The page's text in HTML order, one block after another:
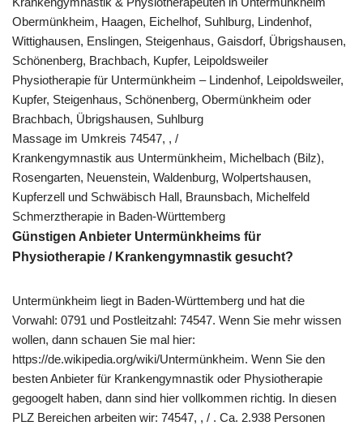
Obermünkheim, Haagen, Eichelhof, Suhlburg, Lindenhof,
Wittighausen, Enslingen, Steigenhaus, Gaisdorf, Übrigshausen,
Schönenberg, Brachbach, Kupfer, Leipoldsweiler
Physiotherapie für Untermünkheim – Lindenhof, Leipoldsweiler,
Kupfer, Steigenhaus, Schönenberg, Obermünkheim oder
Brachbach, Übrigshausen, Suhlburg
Massage im Umkreis 74547, , /
Krankengymnastik aus Untermünkheim, Michelbach (Bilz),
Rosengarten, Neuenstein, Waldenburg, Wolpertshausen,
Kupferzell und Schwäbisch Hall, Braunsbach, Michelfeld
Schmerztherapie in Baden-Württemberg
Günstigen Anbieter Untermünkheims für
Physiotherapie / Krankengymnastik gesucht?
Untermünkheim liegt in Baden-Württemberg und hat die
Vorwahl: 0791 und Postleitzahl: 74547. Wenn Sie mehr wissen
wollen, dann schauen Sie mal hier:
https://de.wikipedia.org/wiki/Untermünkheim. Wenn Sie den
besten Anbieter für Krankengymnastik oder Physiotherapie
gegoogelt haben, dann sind hier vollkommen richtig. In diesen
PLZ Bereichen arbeiten wir: 74547, , / . Ca. 2.938 Personen